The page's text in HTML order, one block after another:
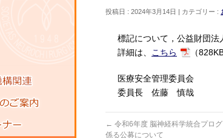
投稿日 : 2024年3月14日 カテゴリー :
標記について，公益財団法
詳細は、
こちら （
医療安全管理委員会
委員長 佐藤 慎哉
← 令和6年度 脳神経科学統合プロ
係る公募について